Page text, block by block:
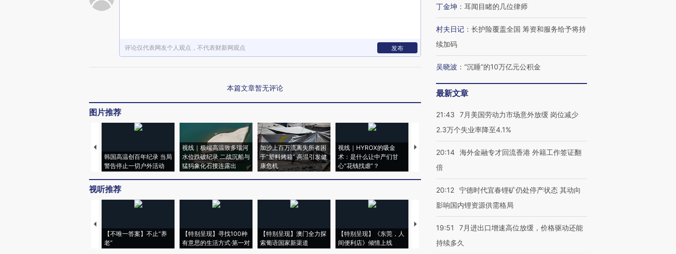
评论仅代表网友个人观点，不代表财新网观点 发布
本篇文章暂无评论
图片推荐
韩国高温创百年纪录 当局
警告停止一切户外活动
视线｜极端高温致多瑙河
水位跌破纪录 二战沉船与
猛犸象化石接连露出
加沙上百万流离失所者困
于“塑料烤箱” 高温引发健
康危机
视线｜HYROX的吸金
术：是什么让中产们甘
心“花钱找虐”？
马航飞行员跨国走私7万
粒摇头丸 尿检体内含3种
视线｜被称为“蟑螂”的印
度Z世代 用街头抗争将教
视线｜“入侵”还是“人道危
机”？难民潮撕裂西班牙
视听推荐
【不唯一答案】不止“养
老”
【特别呈现】寻找100种
有意思的生活方式·第一对
【特别呈现】澳门全力探
索葡语国家新渠道
【特别呈现】《东莞，人
间便利店》倾情上线
【推广】走进第四届链博
会，让数智科技“链”接产
【特别呈现】寻找100种
【商旅对话】华住集团
CFO：不靠规模取胜，华
丁金坤 ： 耳闻目睹的几位律师
村夫日记 ： 长护险覆盖全国 筹资和服务给予将持
续加码
吴晓波 ： “沉睡”的10万亿元公积金
最新文章
21:43
7月美国劳动力市场意外放缓 岗位减少
2.3万个失业率降至4.1%
20:14 海外金融专才回流香港 外籍工作签证翻
倍
20:12 宁德时代宜春锂矿仍处停产状态 其动向
影响国内锂资源供需格局
19:51
7月进出口增速高位放缓，价格驱动还能
持续多久